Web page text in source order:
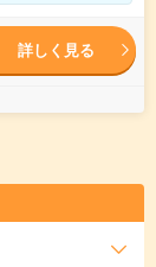
詳しく見る